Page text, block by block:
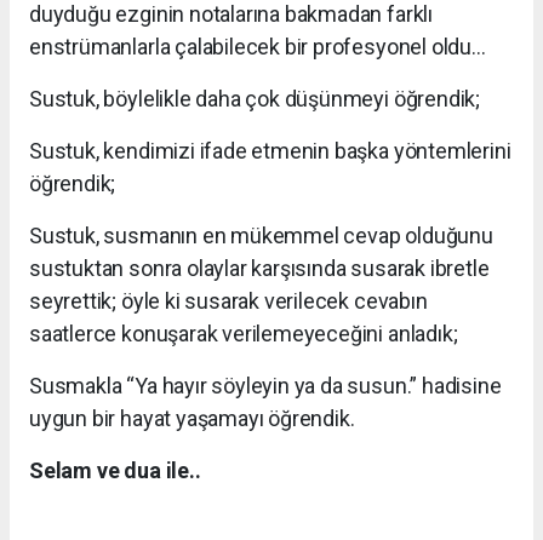
duyduğu ezginin notalarına bakmadan farklı
enstrümanlarla çalabilecek bir profesyonel oldu…
Sustuk, böylelikle daha çok düşünmeyi öğrendik;
Sustuk, kendimizi ifade etmenin başka yöntemlerini
öğrendik;
Sustuk, susmanın en mükemmel cevap olduğunu
sustuktan sonra olaylar karşısında susarak ibretle
seyrettik; öyle ki susarak verilecek cevabın
saatlerce konuşarak verilemeyeceğini anladık;
Susmakla “Ya hayır söyleyin ya da susun.” hadisine
uygun bir hayat yaşamayı öğrendik.
Selam ve dua ile..